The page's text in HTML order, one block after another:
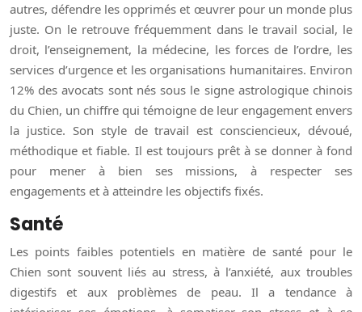
autres, défendre les opprimés et œuvrer pour un monde plus
juste. On le retrouve fréquemment dans le travail social, le
droit, l’enseignement, la médecine, les forces de l’ordre, les
services d’urgence et les organisations humanitaires. Environ
12% des avocats sont nés sous le signe astrologique chinois
du Chien, un chiffre qui témoigne de leur engagement envers
la justice. Son style de travail est consciencieux, dévoué,
méthodique et fiable. Il est toujours prêt à se donner à fond
pour mener à bien ses missions, à respecter ses
engagements et à atteindre les objectifs fixés.
Santé
Les points faibles potentiels en matière de santé pour le
Chien sont souvent liés au stress, à l’anxiété, aux troubles
digestifs et aux problèmes de peau. Il a tendance à